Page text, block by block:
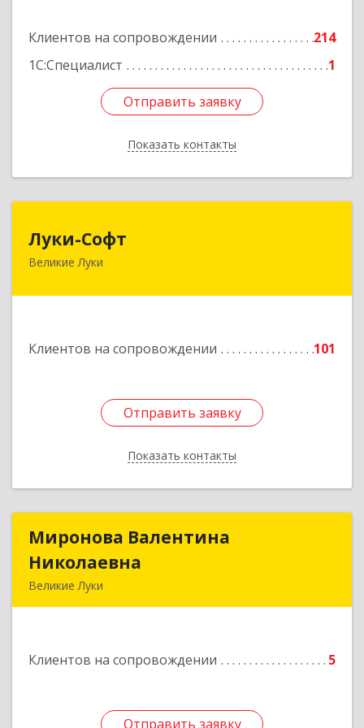
Клиентов на сопровождении
214
1С:Специалист
1
Отправить заявку
Показать контакты
Отправить заявку
Назад
Луки-Софт
Великие Луки
Клиентов на сопровождении 101
Отправить заявку
Показать контакты
182113, Псковская обл, Великие Луки г,
Отправить заявку
Назад
Миронова Валентина
Николаевна
Великие Луки
Клиентов на сопровождении 5
Отправить заявку
Миронова Валентина
Отправить заявку